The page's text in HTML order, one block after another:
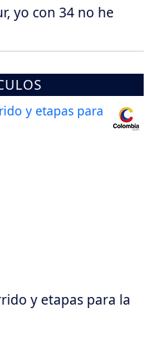
yo con 34 no he
y etapas para la